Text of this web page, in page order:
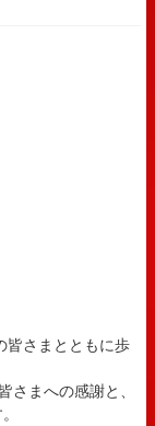
皆さまとともに歩
さまへの感謝と、